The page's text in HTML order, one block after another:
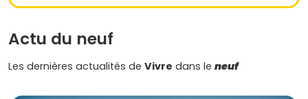
Actu du neuf
Les dernières actualités de Vivre dans le neuf